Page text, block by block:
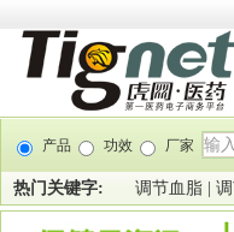
产品 功效 厂家
热门关键字: 调节血脂